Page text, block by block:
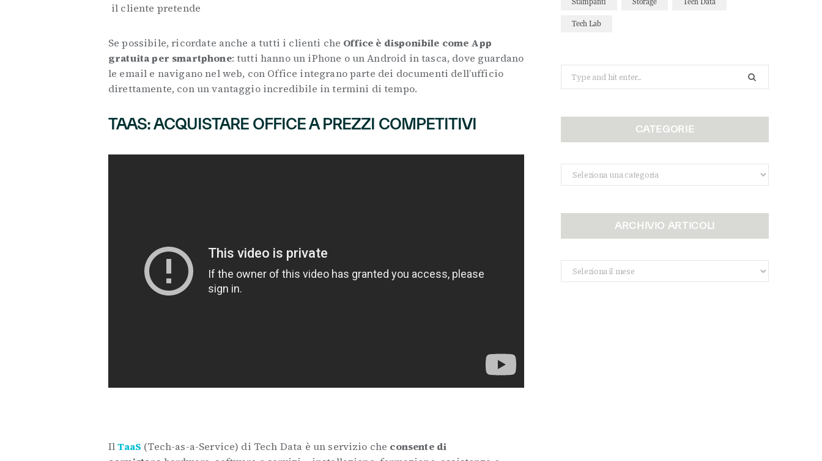
il cliente pretende
Se possibile, ricordate anche a tutti i clienti che Office è disponibile come App
gratuita per smartphone: tutti hanno un iPhone o un Android in tasca, dove guardano
le email e navigano nel web, con Office integrano parte dei documenti dell’ufficio
direttamente, con un vantaggio incredibile in termini di tempo.
TAAS: ACQUISTARE OFFICE A PREZZI COMPETITIVI
IlTaaS (Tech-as-a-Service) di Tech Data è un servizio che consente di
Tech Lab
for:
CATEGORIE
Categorie
ARCHIVIO ARTICOLI
Archivio
Articoli